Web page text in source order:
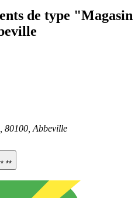
de type "Magasin
80100 Abbeville
**